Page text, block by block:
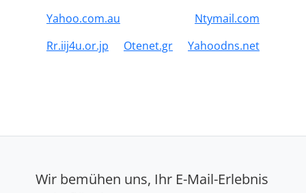
Yahoo.com.au
Ntymail.com
Rr.iij4u.or.jp
Otenet.gr Yahoodns.net
Wir bemühen uns, Ihr E-Mail-Erlebnis